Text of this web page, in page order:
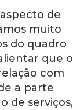
de
muito
do quadro
que o
com
a parte
de serviços,